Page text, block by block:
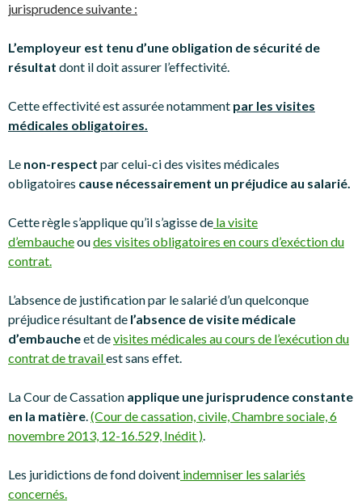
jurisprudence suivante :
L’employeur est tenu d’une obligation de sécurité de
résultat dont il doit assurer l’effectivité.
Cette effectivité est assurée notamment par les visites
médicales obligatoires.
Le non-respect par celui-ci des visites médicales
obligatoires cause nécessairement un préjudice au salarié.
Cette règle s’applique qu’il s’agisse de la visite
d’embaucheoudes visites obligatoires en cours d’exéction du
contrat.
L’absence de justification par le salarié d’un quelconque
préjudice résultant de l’absence de visite médicale
d’embaucheet devisites médicales au cours de l’exécution du
contrat de travailest sans effet.
La Cour de Cassation applique une jurisprudence constante
en la matière.(Cour de cassation, civile, Chambre sociale, 6
novembre 2013, 12-16.529, Inédit ).
Les juridictions de fond doivent indemniser les salariés
concernés.